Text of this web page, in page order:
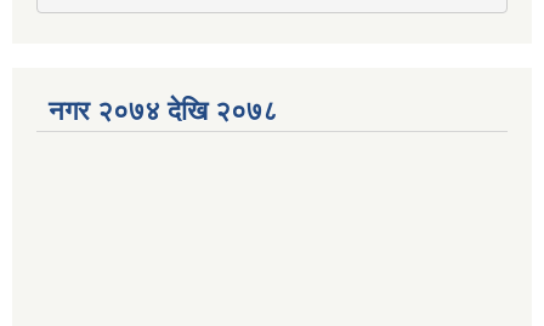
नगर २०७४ देखि २०७८